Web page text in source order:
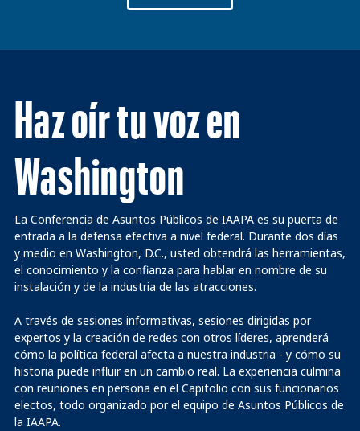
Haz oír tu voz en
Washington
La Conferencia de Asuntos Públicos de IAAPA es su puerta de
entrada a la defensa efectiva a nivel federal. Durante dos días
y medio en Washington, D.C., usted obtendrá las herramientas,
el conocimiento y la confianza para hablar en nombre de su
instalación y de la industria de las atracciones.
A través de sesiones informativas, sesiones dirigidas por
expertos y la creación de redes con otros líderes, aprenderá
cómo la política federal afecta a nuestra industria - y cómo su
historia puede influir en un cambio real. La experiencia culmina
con reuniones en persona en el Capitolio con sus funcionarios
electos, todo organizado por el equipo de Asuntos Públicos de
la IAAPA.